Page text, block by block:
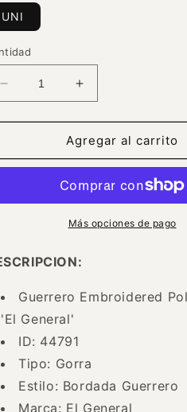
UNI
Reducir
cantidad
para
Bordada
Poliester
-
44791
Aumentar
cantidad
para
Gorra
Bordada
de
Poliester
&#39;El
-
44791
Agregar al carrito
Más opciones de pago
Guerrero Embroidered
'El General'
ID: 44791
Tipo: Gorra
Estilo: Bordada Guerrero
Marca: El General